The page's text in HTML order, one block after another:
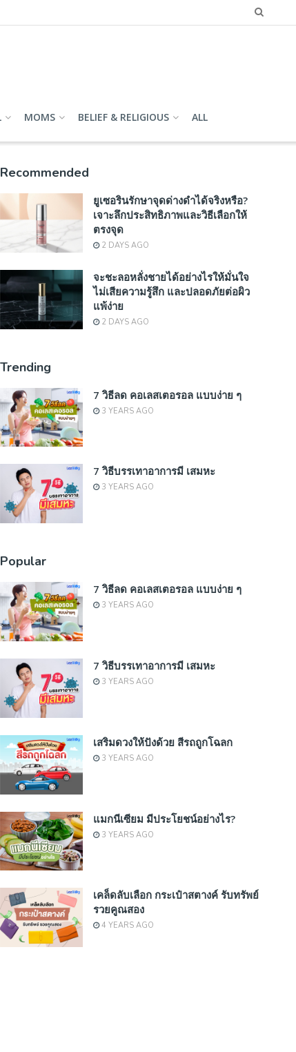
MOMS BELIEF & RELIGIOUS ALL
Recommended
ยูเซอรินรักษาจุดด่างดำได้จริงหรือ?
เจาะลึกประสิทธิภาพและวิธีเลือกให้
ตรงจุด
2 DAYS AGO
จะชะลอหลั่งชายได้อย่างไรให้มั่นใจ
ไม่เสียความรู้สึก และปลอดภัยต่อผิว
แพ้ง่าย
2 DAYS AGO
Trending
7 วิธีลด คอเลสเตอรอล แบบง่าย ๆ
3 YEARS AGO
7 วิธีบรรเทาอาการมี เสมหะ
3 YEARS AGO
Popular
7 วิธีลด คอเลสเตอรอล แบบง่าย ๆ
3 YEARS AGO
7 วิธีบรรเทาอาการมี เสมหะ
3 YEARS AGO
เสริมดวงให้ปังด้วย สีรถถูกโฉลก
3 YEARS AGO
แมกนีเซียม มีประโยชน์อย่างไร?
3 YEARS AGO
เคล็ดลับเลือก กระเป๋าสตางค์ รับทรัพย์
รวยคูณสอง
4 YEARS AGO